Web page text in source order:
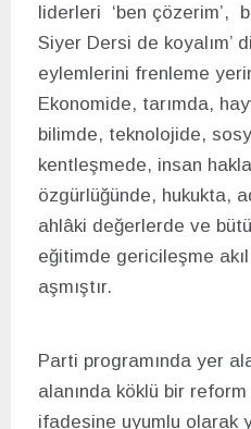
liderleri ‘ben çözerim’,
Siyer Dersi de koyalım’
eylemlerini frenleme
Ekonomide, tarımda,
bilimde, teknolojide,
kentleşmede, insan
özgürlüğünde, hukukta,
ahlâki değerlerde ve
eğitimde gericileşme akıl
aşmıştır.
Parti programında yer
alanında köklü bir
ifadesine uyumlu olarak